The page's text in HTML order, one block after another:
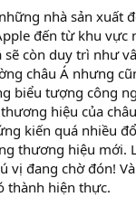
nhà sản xuất
đến từ khu vực
còn duy trì như
châu Á nhưng
biểu tượng công
hiệu của
kiến quá nhiều
thương hiệu mới.
vị đang chờ đón!
thành hiện thực.